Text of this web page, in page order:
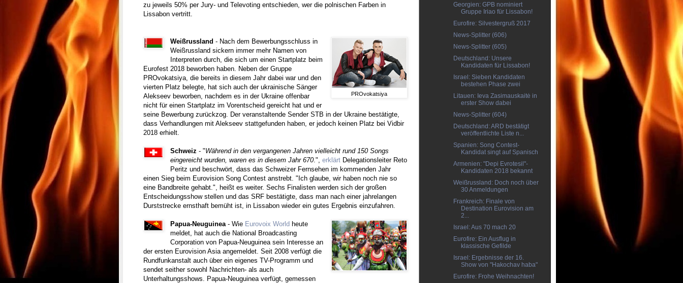
zu jeweils 50% per Jury- und Televoting entschieden, wer die polnischen Farben in
Lissabon vertritt.
PROvokatsiya
Weißrussland- Nach dem Bewerbungsschluss in
Weißrussland sickern immer mehr Namen von
Interpreten durch, die sich um einen Startplatz beim
Eurofest 2018 beworben haben. Neben der Gruppe
PROvokatsiya, die bereits in diesem Jahr dabei war und den
vierten Platz belegte, hat sich auch der ukrainische Sänger
Alekseev beworben, nachdem es in der Ukraine offenbar
nicht für einen Startplatz im Vorentscheid gereicht hat und er
seine Bewerbung zurückzog. Der veranstaltende Sender STB in der Ukraine bestätigte,
dass Verhandlungen mit Alekseev stattgefunden haben, er jedoch keinen Platz bei Vidbir
2018 erhielt.
Schweiz- "Während in den vergangenen Jahren vielleicht rund 150 Songs
eingereicht wurden, waren es in diesem Jahr 670.",erklärt Delegationsleiter Reto
Peritz und beschwört, dass das Schweizer Fernsehen im kommenden Jahr
einen Sieg beim Eurovision Song Contest anstrebt. "Ich glaube, wir haben noch nie so
eine Bandbreite gehabt.", heißt es weiter. Sechs Finalisten werden sich der großen
Entscheidungsshow stellen und das SRF bestätigte, dass man nach einer jahrelangen
Durststrecke ernsthaft bemüht ist, in Lissabon wieder ein gutes Ergebnis einzufahren.
Papua-Neuguinea - Wie Eurovoix World heute
meldet, hat auch die National Broadcasting
Corporation von Papua-Neuguinea sein Interesse an
der ersten Eurovision Asia angemeldet. Seit 2008 verfügt die
Rundfunkanstalt auch über ein eigenes TV-Programm und
sendet seither sowohl Nachrichten- als auch
Unterhaltungsshows. Papua-Neuguinea verfügt, gemessen
Georgien: GPB nominiert
Gruppe Iriao für Lissabon!
Eurofire: Silvestergruß 2017
News-Splitter (606)
News-Splitter (605)
Deutschland: Unsere
Kandidaten für Lissabon!
Israel: Sieben Kandidaten
bestehen Phase zwei
Litauen: Ieva Zasimauskaitė in
erster Show dabei
News-Splitter (604)
Deutschland: ARD bestätigt
veröffentlichte Liste n...
Spanien: Song Contest-
Kandidat singt auf Spanisch
Armenien: "Depi Evrotesil"-
Kandidaten 2018 bekannt
Weißrussland: Doch noch über
30 Anmeldungen
Frankreich: Finale von
Destination Eurovision am
2...
Israel: Aus 70 mach 20
Eurofire: Ein Ausflug in
klassische Gefilde
Israel: Ergebnisse der 16.
Show von "Hakochav haba"
Eurofire: Frohe Weihnachten!